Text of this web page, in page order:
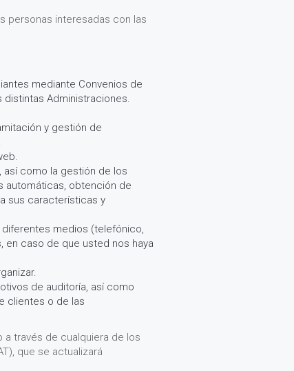
personas interesadas con las
mediante Convenios de
Administraciones.
y gestión de
así como la gestión de los
automáticas, obtención de
sus características y
medios (telefónico,
caso de que usted nos haya
de auditoría, así como
clientes o de las
través de cualquiera de los
que se actualizará